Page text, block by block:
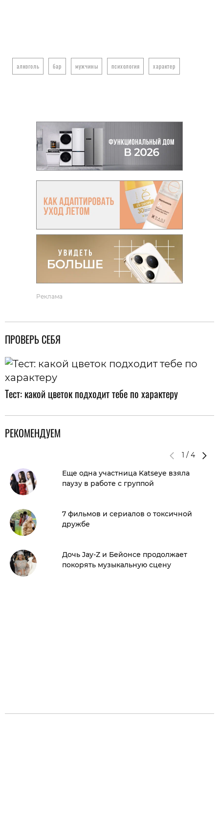
алкоголь бар мужчины психология характер
Реклама
ПРОВЕРЬ СЕБЯ
Тест: какой цветок подходит тебе по характеру
РЕКОМЕНДУЕМ
1 / 4
Еще одна участница Katseye взяла
паузу в работе с группой
7 фильмов и сериалов о токсичной
дружбе
Дочь Jay-Z и Бейонсе продолжает
покорять музыкальную сцену